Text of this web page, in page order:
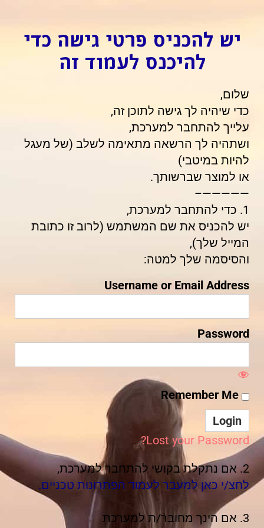
יש להכניס פרטי גישה כדי
להיכנס לעמוד זה
שלום,
כדי שיהיה לך גישה לתוכן זה,
עלייך להתחבר למערכת,
ושתהיה לך הרשאה מתאימה לשלב (של מעגל
להיות במיטבי)
או למוצר שברשותך.
—————–
1. כדי להתחבר למערכת,
יש להכניס את שם המשתמש (לרוב זו כתובת
המייל שלך),
והסיסמה שלך למטה:
Username or Email Address
Password
Lost your Password?
2. אם נתקלת בקושי להתחבר למערכת,
לחצ/י כאן למעבר לעמוד הפתרונות טכניים.
3. אם הינך מחובר/ת למערכת